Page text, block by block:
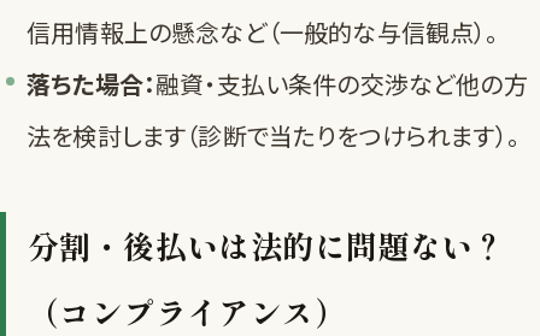
信用情報上の懸念など（一般的な与信観点）。
落ちた場合：融資・支払い条件の交渉など他の方
法を検討します（診断で当たりをつけられます）。
分割・後払いは法的に問題ない？
（コンプライアンス）